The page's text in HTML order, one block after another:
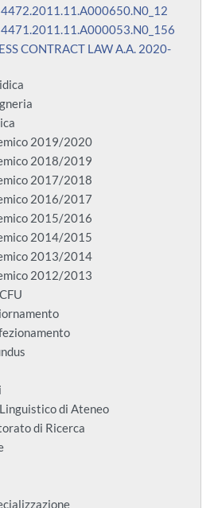
CONTRACT LAW A.A. 2020-
2019/2020
2018/2019
2017/2018
2016/2017
2015/2016
2014/2015
2013/2014
2012/2013
di Ateneo
di Ricerca